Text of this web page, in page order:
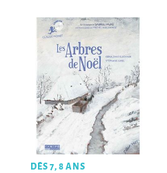
DÈS 7, 8 ANS